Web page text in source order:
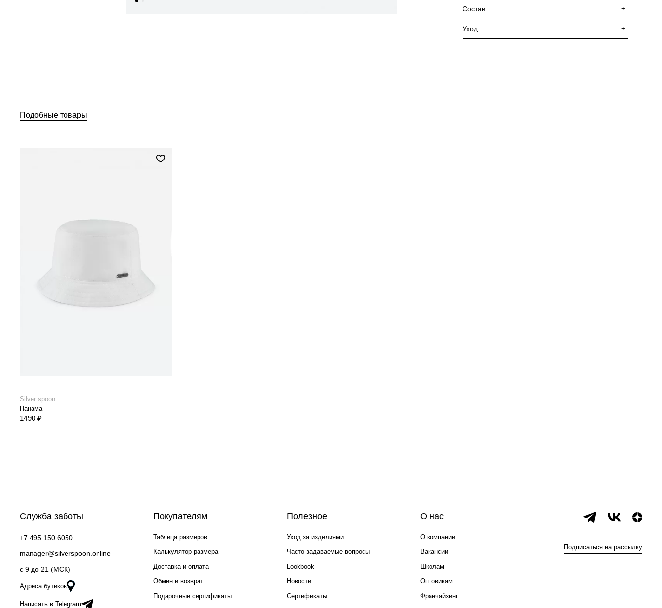
Состав +
Уход +
Подобные товары
Silver spoon
Панама
1490 ₽
Служба заботы
+7 495 150 6050
manager@silverspoon.online
c 9 до 21 (МСК)
Адреса бутиков
Написать в Telegram
Покупателям
Таблица размеров
Калькулятор размера
Доставка и оплата
Обмен и возврат
Подарочные сертификаты
Полезное
Уход за изделиями
Часто задаваемые вопросы
Lookbook
Новости
Сертификаты
О нас
О компании
Вакансии
Школам
Оптовикам
Франчайзинг
Подписаться на рассылку